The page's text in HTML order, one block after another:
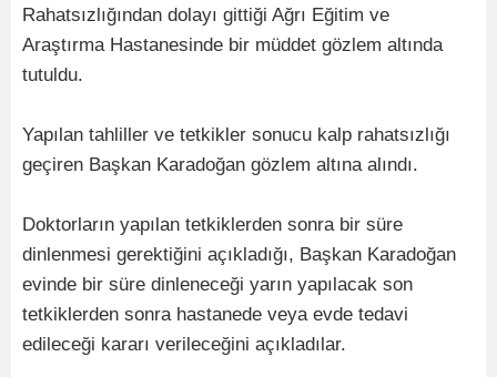
Rahatsızlığından dolayı gittiği Ağrı Eğitim ve
Araştırma Hastanesinde bir müddet gözlem altında
tutuldu.
Yapılan tahliller ve tetkikler sonucu kalp rahatsızlığı
geçiren Başkan Karadoğan gözlem altına alındı.
Doktorların yapılan tetkiklerden sonra bir süre
dinlenmesi gerektiğini açıkladığı, Başkan Karadoğan
evinde bir süre dinleneceği yarın yapılacak son
tetkiklerden sonra hastanede veya evde tedavi
edileceği kararı verileceğini açıkladılar.